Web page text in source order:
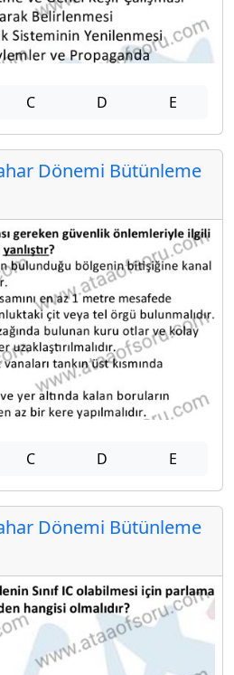
C D E
Dönemi Bütünleme
C D E
Dönemi Bütünleme